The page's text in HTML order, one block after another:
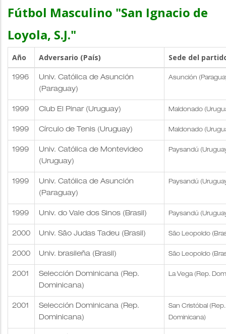
Fútbol Masculino "San Ignacio de
Loyola, S.J."
Año Adversario (País) Sede del
1996
Univ. Católica de Asunción
(Paraguay)
Asunción
1999 Club El Pinar (Uruguay) Maldonado
1999 Círculo de Tenis (Uruguay) Maldonado
1999
Univ. Católica de Montevideo
(Uruguay)
Paysandú
1999
Univ. Católica de Asunción
(Paraguay)
Paysandú
1999 Univ. do Vale dos Sinos (Brasil) Paysandú
2000 Univ. São Judas Tadeu (Brasil) São Leopoldo
2000 Univ. brasileña (Brasil) São Leopoldo
2001
Selección Dominicana (Rep.
Dominicana)
La Vega (Rep.
2001
Selección Dominicana (Rep.
Dominicana)
San Cristóbal (Rep.
Dominicana)